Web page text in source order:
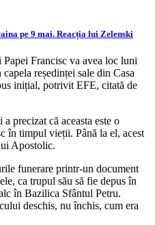
pe 9 mai. Reacția lui Zelenski
Francisc va avea loc luni
reședinței sale din Casa
inițial, potrivit EFE, citată de
precizat că aceasta este o
în timpul vieții. Până la el, acest
Apostolic.
funerare printr-un document
ca trupul său să fie depus în
în Bazilica Sfântul Petru.
deschis, nu închis, cum era